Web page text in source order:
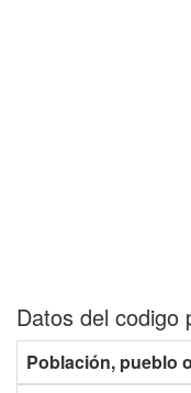
Datos del codigo
Población, pueblo